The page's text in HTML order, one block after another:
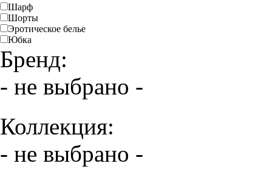
Шарф
Шорты
Эротическое белье
Юбка
Бренд:
- не выбрано -
Коллекция:
- не выбрано -